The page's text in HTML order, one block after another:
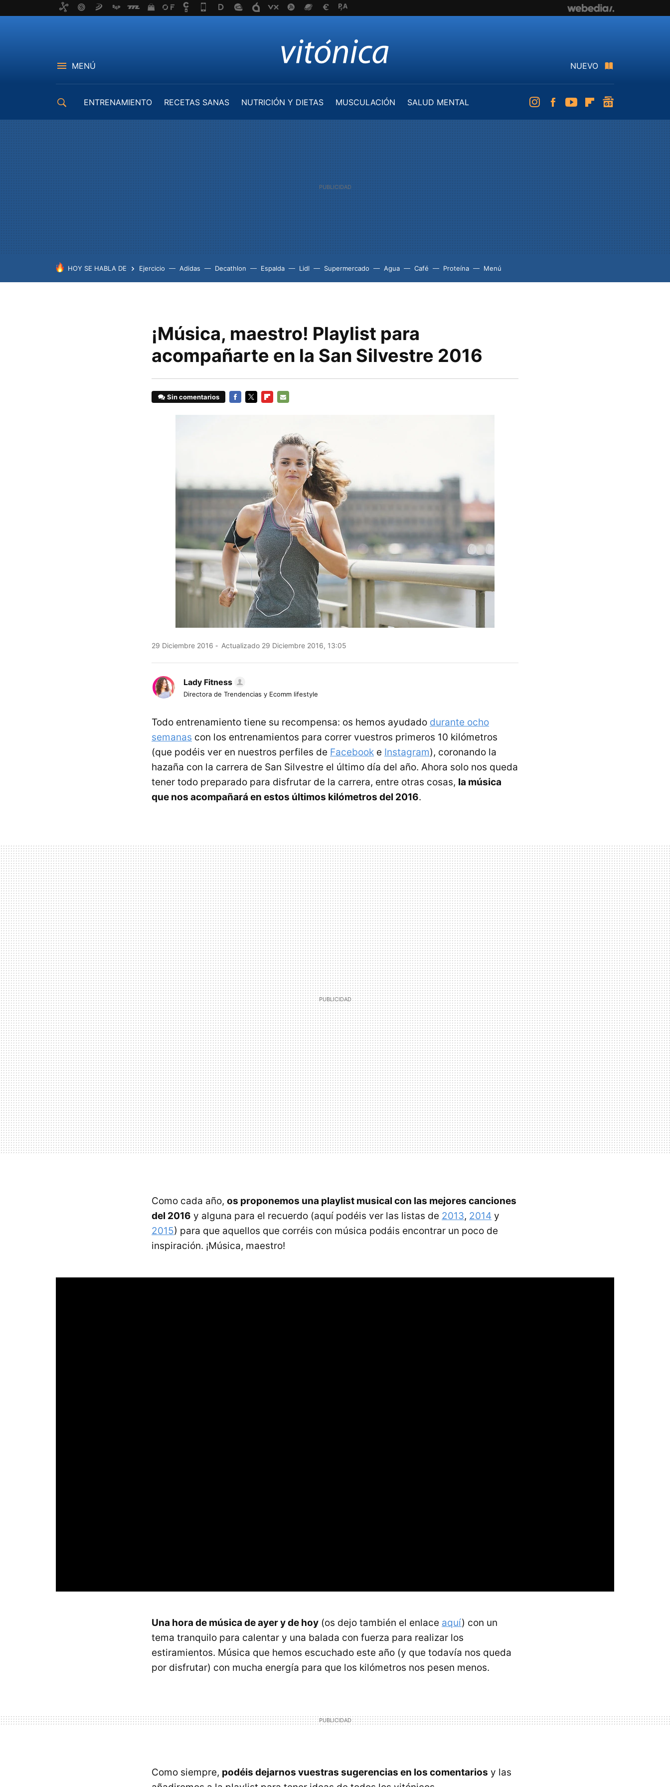
MENÚ NUEVO
ENTRENAMIENTO RECETAS SANAS NUTRICIÓN Y DIETAS MUSCULACIÓN
SALUD MENTAL
InstagramFacebookYoutubeFlipboard
HOY SE HABLA DE Ejercicio Adidas Decathlon Espalda Lidl Supermercado Agua Café Proteína Menú
¡Música, maestro! Playlist para
acompañarte en la San Silvestre 2016
Sin comentarios
29 Diciembre 2016 Actualizado 29 Diciembre 2016, 13:05
Lady Fitness
Directora de Trendencias y Ecomm lifestyle
Todo entrenamiento tiene su recompensa: os hemos ayudado durante ocho
semanas con los entrenamientos para correr vuestros primeros 10 kilómetros
(que podéis ver en nuestros perfiles de Facebook e Instagram), coronando la
hazaña con la carrera de San Silvestre el último día del año. Ahora solo nos queda
tener todo preparado para disfrutar de la carrera, entre otras cosas, la música
que nos acompañará en estos últimos kilómetros del 2016.
Como cada año, os proponemos una playlist musical con las mejores canciones
del 2016 y alguna para el recuerdo (aquí podéis ver las listas de 2013, 2014 y
2015) para que aquellos que corréis con música podáis encontrar un poco de
inspiración. ¡Música, maestro!
Una hora de música de ayer y de hoy (os dejo también el enlace aquí) con un
tema tranquilo para calentar y una balada con fuerza para realizar los
estiramientos. Música que hemos escuchado este año (y que todavía nos queda
por disfrutar) con mucha energía para que los kilómetros nos pesen menos.
Como siempre, podéis dejarnos vuestras sugerencias en los comentarios y las